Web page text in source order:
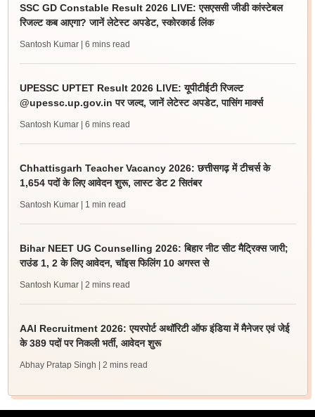
SSC GD Constable Result 2026 LIVE: एसएससी जीडी कांस्टेबल
रिजल्ट कब आएगा? जानें लेटेस्ट अपडेट, स्कोरकार्ड लिंक
Santosh Kumar | 6 mins read
UPESSC UPTET Result 2026 LIVE: यूपीटीईटी रिजल्ट
@upessc.up.gov.in पर जल्द, जानें लेटेस्ट अपडेट, पासिंग मार्क्स
Santosh Kumar | 6 mins read
Chhattisgarh Teacher Vacancy 2026: छत्तीसगढ़ में टीचर्स के
1,654 पदों के लिए आवेदन शुरू, लास्ट डेट 2 सितंबर
Santosh Kumar | 1 min read
Bihar NEET UG Counselling 2026: बिहार नीट सीट मैट्रिक्स जारी;
राउंड 1, 2 के लिए आवेदन, चॉइस फिलिंग 10 अगस्त से
Santosh Kumar | 2 mins read
AAI Recruitment 2026: एयरपोर्ट अथॉरिटी ऑफ इंडिया में मैनेजर एवं जेई
के 389 पदों पर निकली भर्ती, आवेदन शुरू
Abhay Pratap Singh | 2 mins read